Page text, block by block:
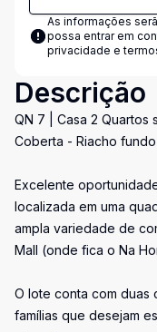
As informações
possa entrar em
privacidade e
Descrição
QN 7 | Casa 2 Quartos
Coberta - Riacho fundo
Excelente
localizada em uma
ampla variedade de
Mall (onde fica o Na
O lote conta com duas
famílias que desejam